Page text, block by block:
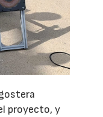
proyecto, y